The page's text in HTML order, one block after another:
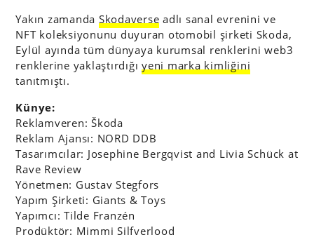
Yakın zamanda Skodaverse adlı sanal evrenini ve
NFT koleksiyonunu duyuran otomobil şirketi Skoda,
Eylül ayında tüm dünyaya kurumsal renklerini web3
renklerine yaklaştırdığıyeni marka kimliğini
tanıtmıştı.
Künye:
Reklamveren: Škoda
Reklam Ajansı: NORD DDB
Tasarımcılar: Josephine Bergqvist and Livia Schück at
Rave Review
Yönetmen: Gustav Stegfors
Yapım Şirketi: Giants & Toys
Yapımcı: Tilde Franzén
Prodüktör: Mimmi Silfverlood